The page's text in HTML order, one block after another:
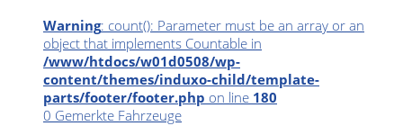
Warning: count(): Parameter must be an array or an
object that implements Countable in
/www/htdocs/w01d0508/wp-
content/themes/induxo-child/template-
parts/footer/footer.php on line 180
0 Gemerkte Fahrzeuge